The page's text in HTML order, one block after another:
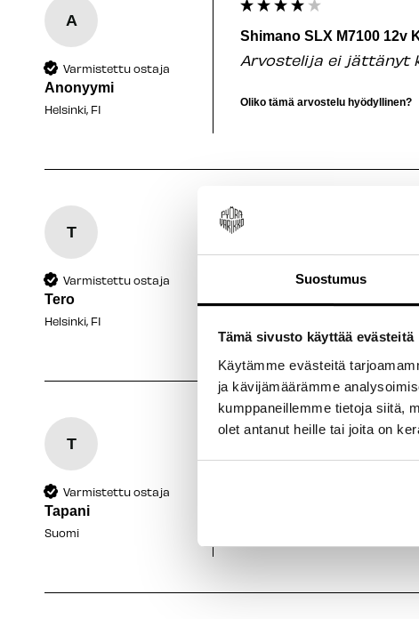
Suostumus
Tämä sivusto käyttää evästeitä
Käytämme evästeitä
ja kävijämäärämme
kumppaneillemme tietoja siitä,
olet antanut heille tai joita on
A
Varmistettu ostaja
Anonyymi
Helsinki, FI
Shimano SLX M7100 12v
Arvostelija ei jättänyt
Oliko tämä arvostelu hyödyllinen?
T
Varmistettu ostaja
Tero
Helsinki, FI
Arvostelija ei jättänyt
T
Varmistettu ostaja
Tapani
Suomi
Shimano SLX M7100 12v